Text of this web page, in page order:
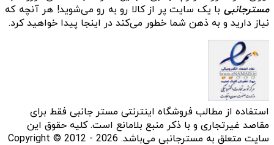
مسترجانبی با یک سایت پر از کالا رو به رو می‌شوید! هر آنچه که
نیاز دارید و به ذهن شما خطور می‌کند در اینجا پیدا خواهید کرد.
استفاده از مطالب فروشگاه اینترنتی مستر جانبی فقط برای
مقاصد غیرتجاری و با ذکر منبع بلامانع است. کلیه حقوق این
سایت متعلق به مسترجانبی می‌باشد. Copyright © 2012 - 2026